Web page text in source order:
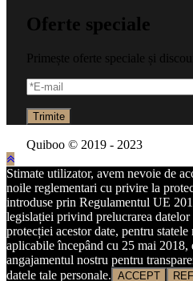
Oferte speciale
Primește oferte speciale și
Quiboo © 2019 - 2023
Stimate utilizator, avem nevoie de
noile reglementari cu privire la
introduse prin Regulamentul UE
legislației privind prelucrarea datelor
protecției acestor date, pentru
aplicabile începând cu 25 mai 2018,
angajamentul nostru pentru
datele tale personale. ACCEPT